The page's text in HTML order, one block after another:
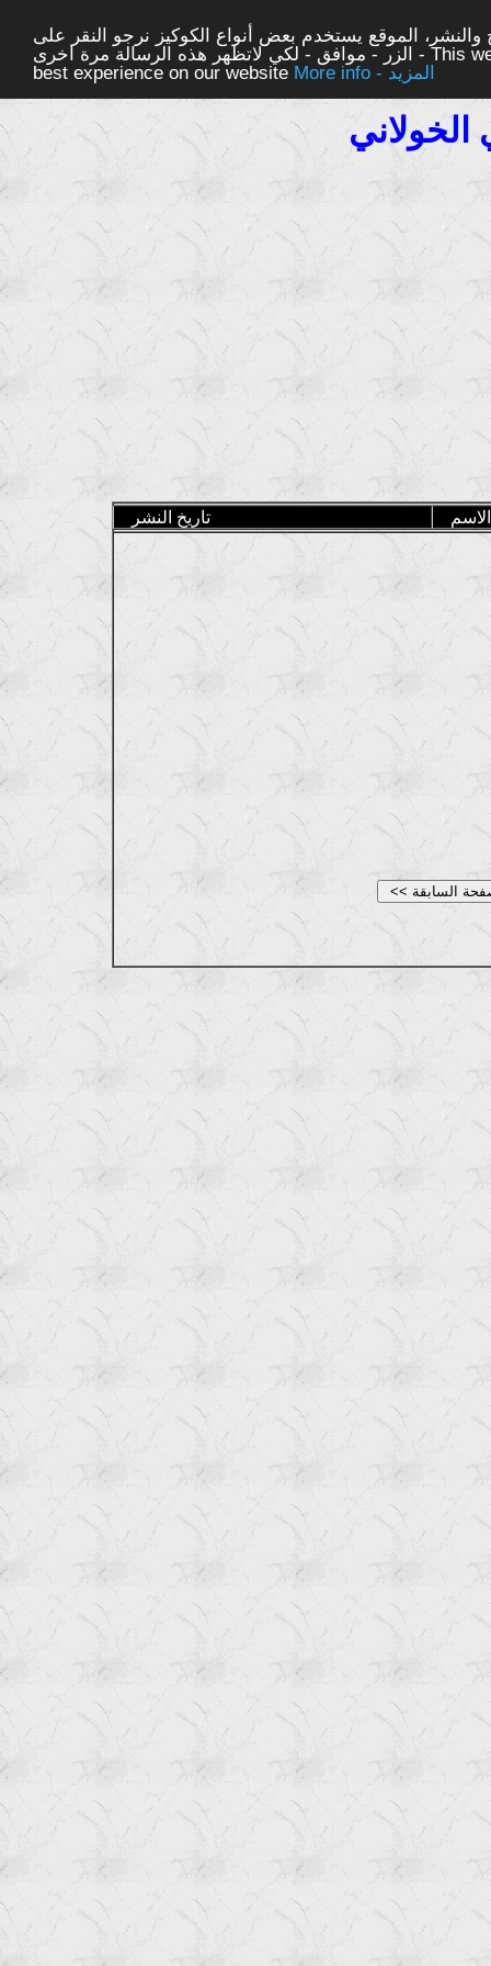
الموقع يستخدم بعض أنواع الكوكيز نرجو النقر على
الزر - موافق - لكي لاتظهر هذه الرسالة مرة اخرى - This website uses cookies to ensure you get the
best experience on our website
More info - المزيد
الخولاني
تاريخ النشر الاسم